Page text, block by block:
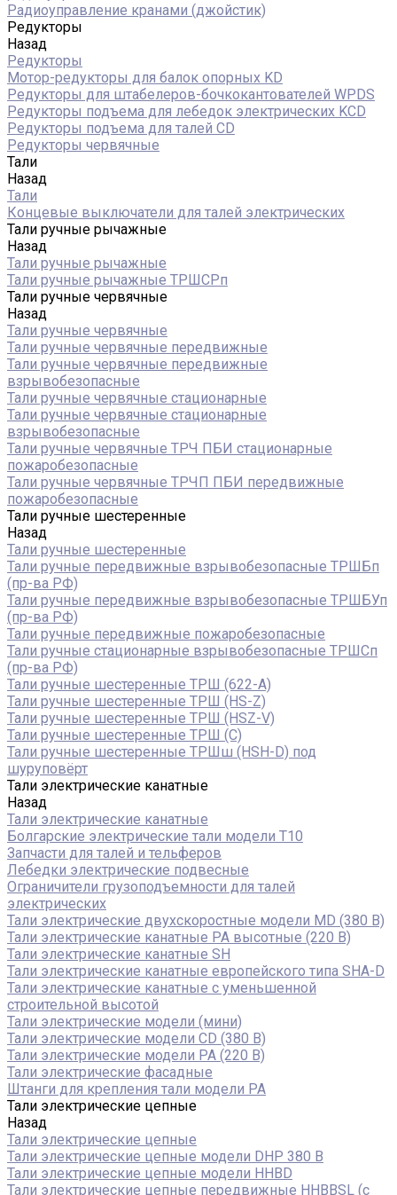
Радиоуправление кранами (джойстик)
Редукторы
Назад
Редукторы
Мотор-редукторы для балок опорных KD
Редукторы для штабелеров-бочкокантователей WPDS
Редукторы подъема для лебедок электрических KCD
Редукторы подъема для талей CD
Редукторы червячные
Тали
Назад
Тали
Концевые выключатели для талей электрических
Тали ручные рычажные
Назад
Тали ручные рычажные
Тали ручные рычажные ТРШСРп
Тали ручные червячные
Назад
Тали ручные червячные
Тали ручные червячные передвижные
Тали ручные червячные передвижные
взрывобезопасные
Тали ручные червячные стационарные
Тали ручные червячные стационарные
взрывобезопасные
Тали ручные червячные ТРЧ ПБИ стационарные
пожаробезопасные
Тали ручные червячные ТРЧП ПБИ передвижные
пожаробезопасные
Тали ручные шестеренные
Назад
Тали ручные шестеренные
Тали ручные передвижные взрывобезопасные ТРШБп
(пр-ва РФ)
Тали ручные передвижные взрывобезопасные ТРШБУп
(пр-ва РФ)
Тали ручные передвижные пожаробезопасные
Тали ручные стационарные взрывобезопасные ТРШСп
(пр-ва РФ)
Тали ручные шестеренные ТРШ (622-A)
Тали ручные шестеренные ТРШ (HS-Z)
Тали ручные шестеренные ТРШ (HSZ-V)
Тали ручные шестеренные ТРШ (С)
Тали ручные шестеренные ТРШш (HSH-D) под
шуруповёрт
Тали электрические канатные
Назад
Тали электрические канатные
Болгарские электрические тали модели T10
Запчасти для талей и тельферов
Лебедки электрические подвесные
Ограничители грузоподъемности для талей
электрических
Тали электрические двухскоростные модели MD (380 В)
Тали электрические канатные PA высотные (220 В)
Тали электрические канатные SH
Тали электрические канатные европейского типа SHA-D
Тали электрические канатные с уменьшенной
строительной высотой
Тали электрические модели (мини)
Тали электрические модели CD (380 В)
Тали электрические модели РА (220 В)
Тали электрические фасадные
Штанги для крепления тали модели РА
Тали электрические цепные
Назад
Тали электрические цепные
Тали электрические цепные модели DHP 380 В
Тали электрические цепные модели HHBD
Тали электрические цепные передвижные HHBBSL (с